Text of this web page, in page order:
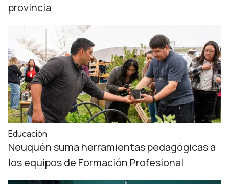
provincia
Educación
Neuquén suma herramientas pedagógicas a
los equipos de Formación Profesional